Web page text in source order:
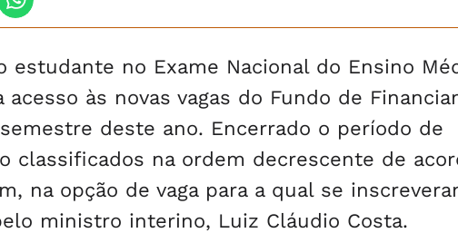
estudante no Exame Nacional do Ensino
às novas vagas do Fundo de
deste ano. Encerrado o período de
classificados na ordem decrescente de
na opção de vaga para a qual se
ministro interino, Luiz Cláudio Costa.